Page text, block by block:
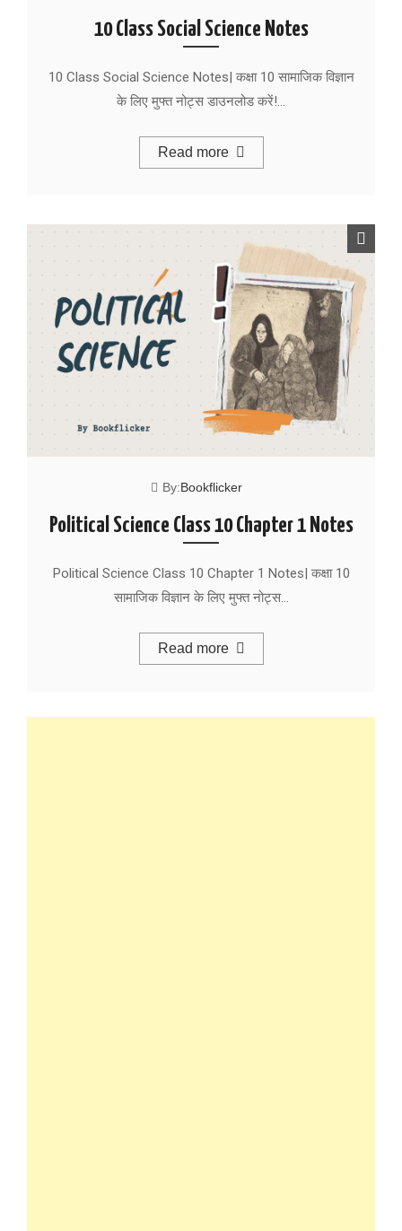
10 Class Social Science Notes
10 Class Social Science Notes| कक्षा 10 सामाजिक विज्ञान
के लिए मुफ्त नोट्स डाउनलोड करें!…
Read more
By:Bookflicker
Political Science Class 10 Chapter 1 Notes
Political Science Class 10 Chapter 1 Notes| कक्षा 10
सामाजिक विज्ञान के लिए मुफ्त नोट्स…
Read more